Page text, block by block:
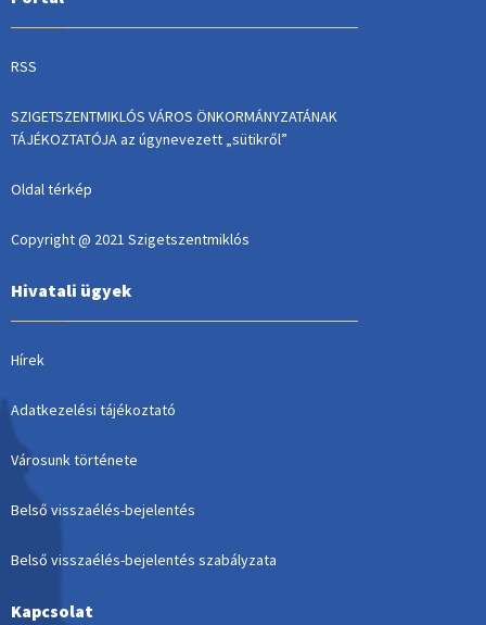
RSS
SZIGETSZENTMIKLÓS VÁROS ÖNKORMÁNYZATÁNAK
TÁJÉKOZTATÓJA az úgynevezett „sütikről”
Oldal térkép
Copyright @ 2021 Szigetszentmiklós
Hivatali ügyek
Hírek
Adatkezelési tájékoztató
Városunk története
Belső visszaélés-bejelentés
Belső visszaélés-bejelentés szabályzata
Kapcsolat